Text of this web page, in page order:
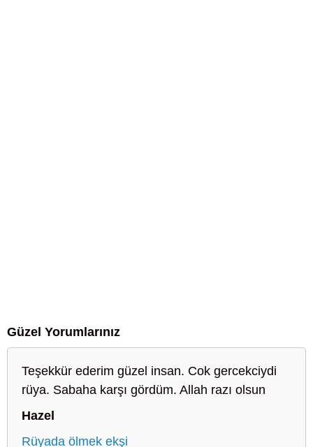
Güzel Yorumlarınız
Teşekkür ederim güzel insan. Cok gercekciydi
rüya. Sabaha karşı gördüm. Allah razı olsun
Hazel
Rüyada ölmek ekşi